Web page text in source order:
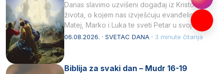
Danas slavimo uzvišeni događaj iz Kristova
života, o kojem nas izvješćuju evanđelisti
Matej, Marko i Luka te sveti Petar u svojoj
drugoj…
06.08.2026. · SVETAC DANA · 3 minute čitanja
Biblija za svaki dan – Mudr 16-19